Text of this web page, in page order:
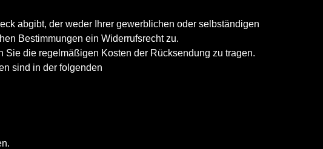
abgibt, der weder Ihrer gewerblichen oder selbständigen
Bestimmungen ein Widerrufsrecht zu.
Sie die regelmäßigen Kosten der Rücksendung zu tragen.
sind in der folgenden